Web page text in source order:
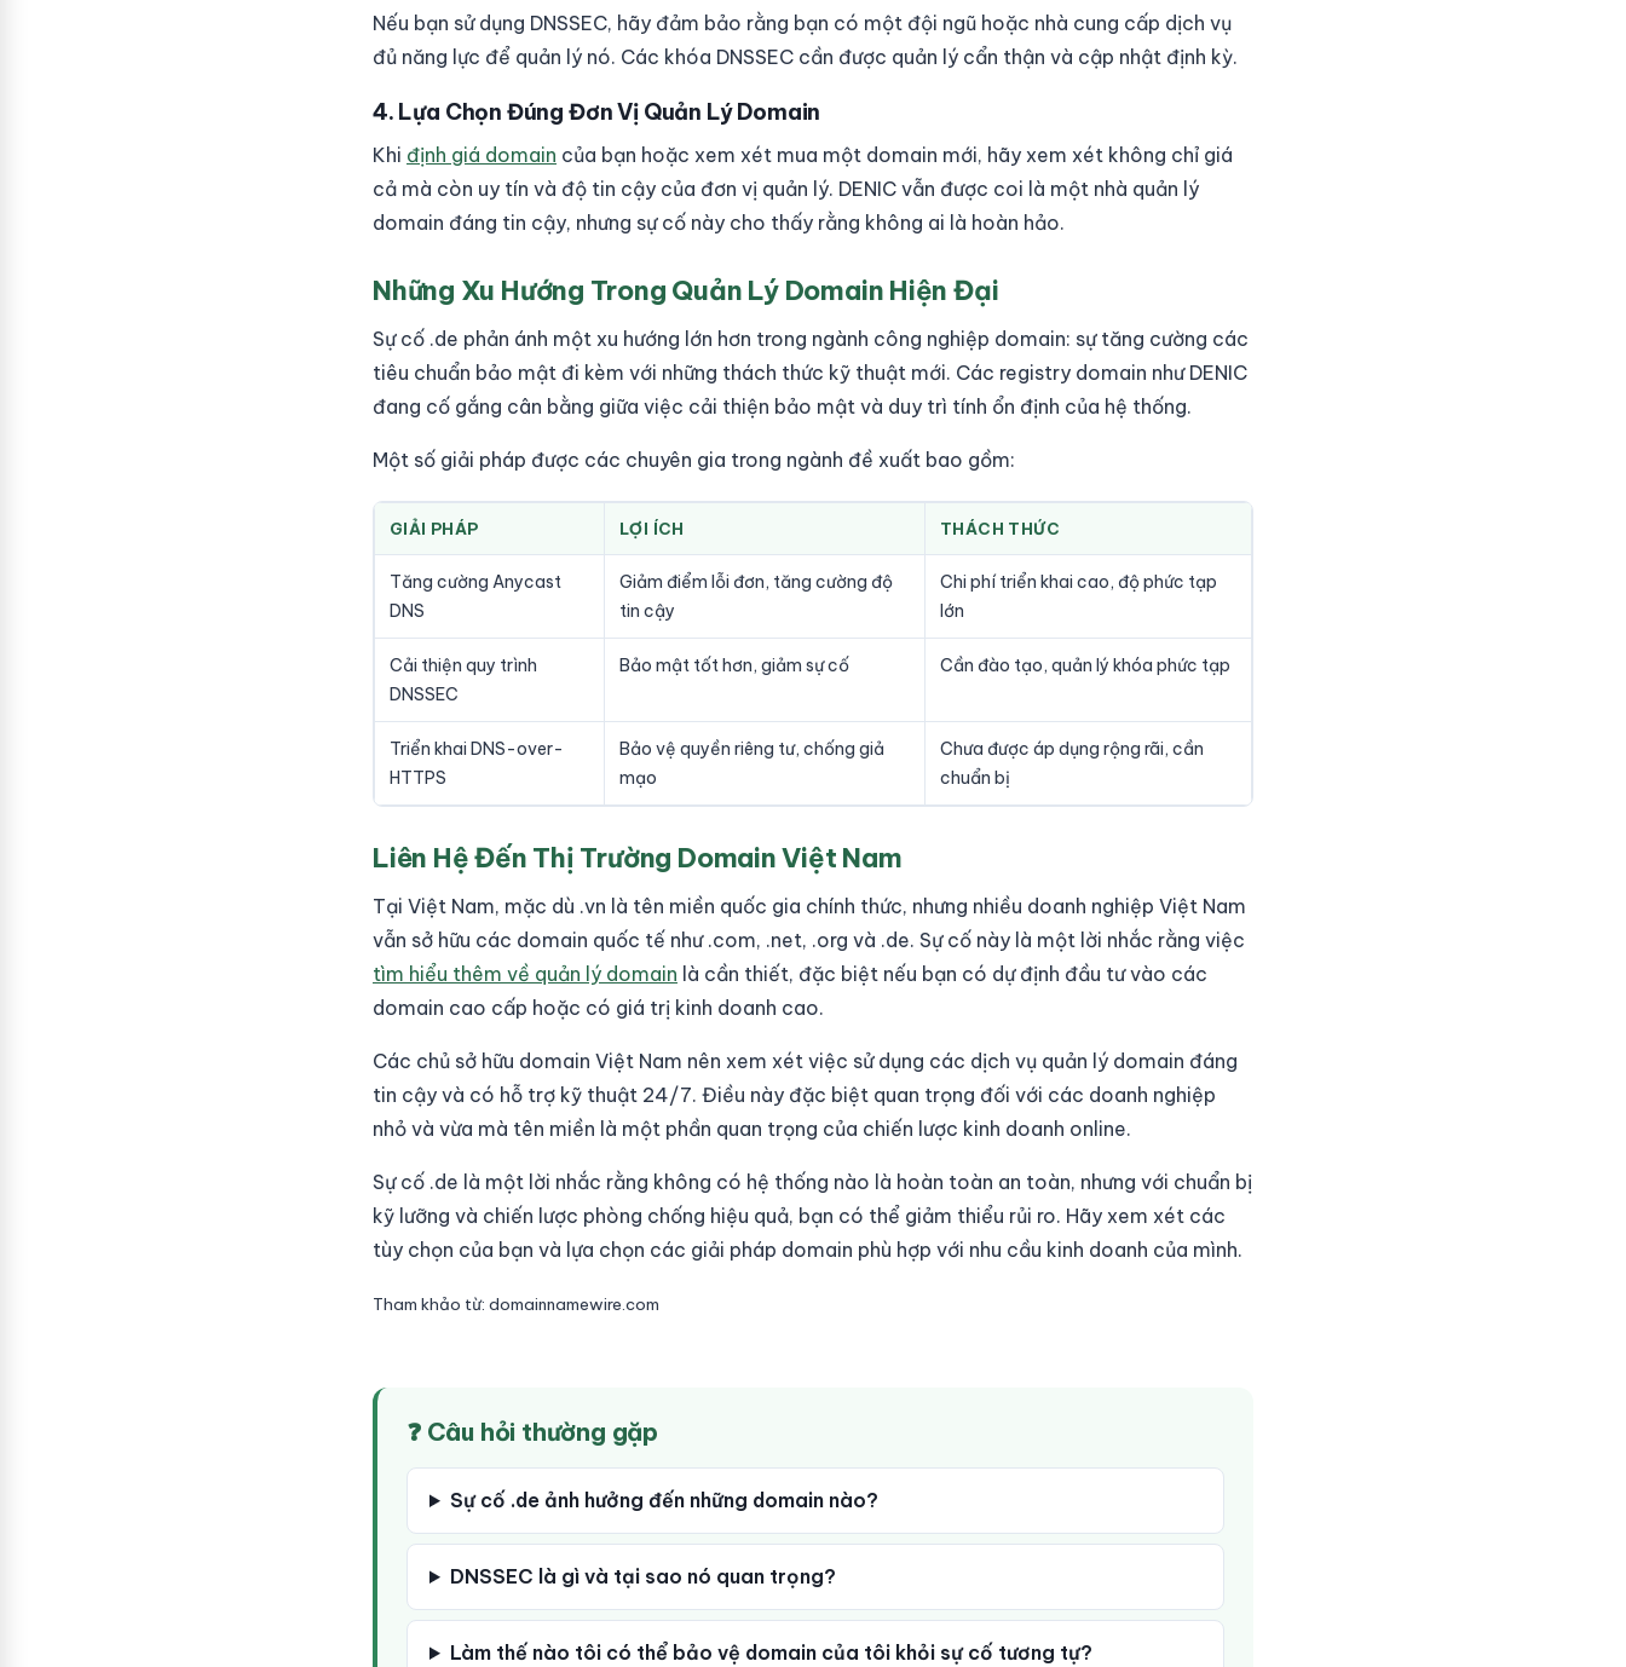
Nếu bạn sử dụng DNSSEC, hãy đảm bảo rằng bạn có một đội ngũ hoặc nhà cung cấp dịch vụ
đủ năng lực để quản lý nó. Các khóa DNSSEC cần được quản lý cẩn thận và cập nhật định kỳ.
4. Lựa Chọn Đúng Đơn Vị Quản Lý Domain
Khi định giá domain của bạn hoặc xem xét mua một domain mới, hãy xem xét không chỉ giá
cả mà còn uy tín và độ tin cậy của đơn vị quản lý. DENIC vẫn được coi là một nhà quản lý
domain đáng tin cậy, nhưng sự cố này cho thấy rằng không ai là hoàn hảo.
Những Xu Hướng Trong Quản Lý Domain Hiện Đại
Sự cố .de phản ánh một xu hướng lớn hơn trong ngành công nghiệp domain: sự tăng cường các
tiêu chuẩn bảo mật đi kèm với những thách thức kỹ thuật mới. Các registry domain như DENIC
đang cố gắng cân bằng giữa việc cải thiện bảo mật và duy trì tính ổn định của hệ thống.
Một số giải pháp được các chuyên gia trong ngành đề xuất bao gồm:
GIẢI PHÁP LỢI ÍCH THÁCH THỨC
Tăng cường Anycast
DNS
Giảm điểm lỗi đơn, tăng cường độ
tin cậy
Chi phí triển khai cao, độ phức tạp
lớn
Cải thiện quy trình
DNSSEC
Bảo mật tốt hơn, giảm sự cố Cần đào tạo, quản lý khóa phức tạp
Triển khai DNS-over-
HTTPS
Bảo vệ quyền riêng tư, chống giả
mạo
Chưa được áp dụng rộng rãi, cần
chuẩn bị
Liên Hệ Đến Thị Trường Domain Việt Nam
Tại Việt Nam, mặc dù .vn là tên miền quốc gia chính thức, nhưng nhiều doanh nghiệp Việt Nam
vẫn sở hữu các domain quốc tế như .com, .net, .org và .de. Sự cố này là một lời nhắc rằng việc
tìm hiểu thêm về quản lý domain là cần thiết, đặc biệt nếu bạn có dự định đầu tư vào các
domain cao cấp hoặc có giá trị kinh doanh cao.
Các chủ sở hữu domain Việt Nam nên xem xét việc sử dụng các dịch vụ quản lý domain đáng
tin cậy và có hỗ trợ kỹ thuật 24/7. Điều này đặc biệt quan trọng đối với các doanh nghiệp
nhỏ và vừa mà tên miền là một phần quan trọng của chiến lược kinh doanh online.
Sự cố .de là một lời nhắc rằng không có hệ thống nào là hoàn toàn an toàn, nhưng với chuẩn bị
kỹ lưỡng và chiến lược phòng chống hiệu quả, bạn có thể giảm thiểu rủi ro. Hãy xem xét các
tùy chọn của bạn và lựa chọn các giải pháp domain phù hợp với nhu cầu kinh doanh của mình.
Tham khảo từ: domainnamewire.com
❓ Câu hỏi thường gặp
Sự cố .de ảnh hưởng đến những domain nào?
DNSSEC là gì và tại sao nó quan trọng?
Làm thế nào tôi có thể bảo vệ domain của tôi khỏi sự cố tương tự?